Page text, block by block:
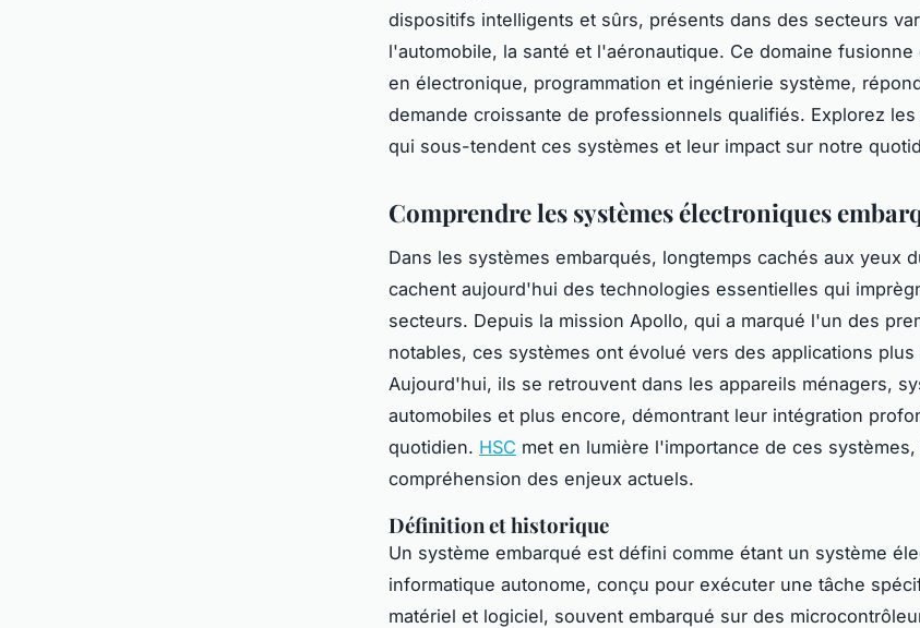
dispositifs intelligents et sûrs, présents dans des secteurs
l'automobile, la santé et l'aéronautique. Ce domaine
en électronique, programmation et ingénierie système,
demande croissante de professionnels qualifiés. Explorez
qui sous-tendent ces systèmes et leur impact sur notre
Comprendre les systèmes électroniques
Dans les systèmes embarqués, longtemps cachés aux yeux
cachent aujourd'hui des technologies essentielles qui
secteurs. Depuis la mission Apollo, qui a marqué l'un des
notables, ces systèmes ont évolué vers des applications plus
Aujourd'hui, ils se retrouvent dans les appareils ménagers,
automobiles et plus encore, démontrant leur intégration
quotidien. HSC met en lumière l'importance de ces systèmes,
compréhension des enjeux actuels.
Définition et historique
Un système embarqué est défini comme étant un système
informatique autonome, conçu pour exécuter une tâche
matériel et logiciel, souvent embarqué sur des